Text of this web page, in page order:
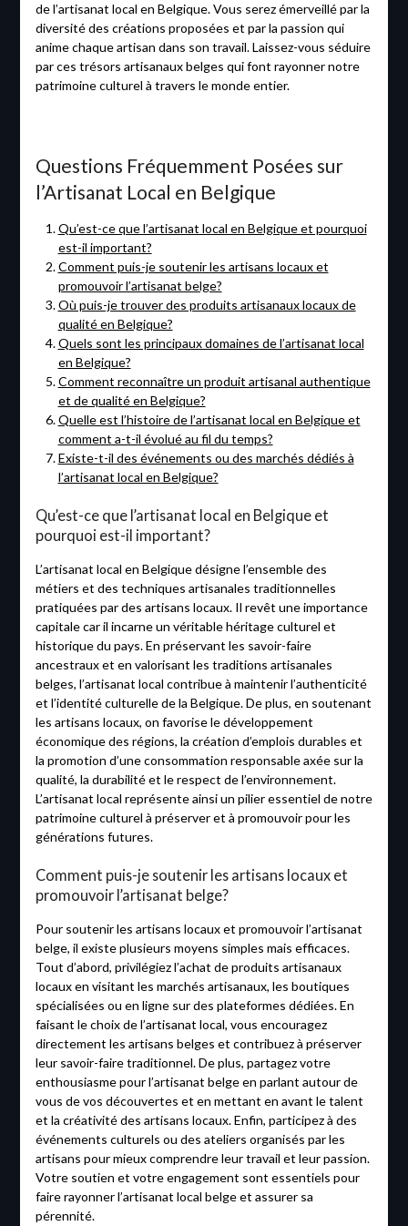
de l’artisanat local en Belgique. Vous serez émerveillé par la
diversité des créations proposées et par la passion qui
anime chaque artisan dans son travail. Laissez-vous séduire
par ces trésors artisanaux belges qui font rayonner notre
patrimoine culturel à travers le monde entier.
Questions Fréquemment Posées sur
l’Artisanat Local en Belgique
Qu’est-ce que l’artisanat local en Belgique et pourquoi
est-il important?
Comment puis-je soutenir les artisans locaux et
promouvoir l’artisanat belge?
Où puis-je trouver des produits artisanaux locaux de
qualité en Belgique?
Quels sont les principaux domaines de l’artisanat local
en Belgique?
Comment reconnaître un produit artisanal authentique
et de qualité en Belgique?
Quelle est l’histoire de l’artisanat local en Belgique et
comment a-t-il évolué au fil du temps?
Existe-t-il des événements ou des marchés dédiés à
l’artisanat local en Belgique?
Qu’est-ce que l’artisanat local en Belgique et
pourquoi est-il important?
L’artisanat local en Belgique désigne l’ensemble des
métiers et des techniques artisanales traditionnelles
pratiquées par des artisans locaux. Il revêt une importance
capitale car il incarne un véritable héritage culturel et
historique du pays. En préservant les savoir-faire
ancestraux et en valorisant les traditions artisanales
belges, l’artisanat local contribue à maintenir l’authenticité
et l’identité culturelle de la Belgique. De plus, en soutenant
les artisans locaux, on favorise le développement
économique des régions, la création d’emplois durables et
la promotion d’une consommation responsable axée sur la
qualité, la durabilité et le respect de l’environnement.
L’artisanat local représente ainsi un pilier essentiel de notre
patrimoine culturel à préserver et à promouvoir pour les
générations futures.
Comment puis-je soutenir les artisans locaux et
promouvoir l’artisanat belge?
Pour soutenir les artisans locaux et promouvoir l’artisanat
belge, il existe plusieurs moyens simples mais efficaces.
Tout d’abord, privilégiez l’achat de produits artisanaux
locaux en visitant les marchés artisanaux, les boutiques
spécialisées ou en ligne sur des plateformes dédiées. En
faisant le choix de l’artisanat local, vous encouragez
directement les artisans belges et contribuez à préserver
leur savoir-faire traditionnel. De plus, partagez votre
enthousiasme pour l’artisanat belge en parlant autour de
vous de vos découvertes et en mettant en avant le talent
et la créativité des artisans locaux. Enfin, participez à des
événements culturels ou des ateliers organisés par les
artisans pour mieux comprendre leur travail et leur passion.
Votre soutien et votre engagement sont essentiels pour
faire rayonner l’artisanat local belge et assurer sa
pérennité.